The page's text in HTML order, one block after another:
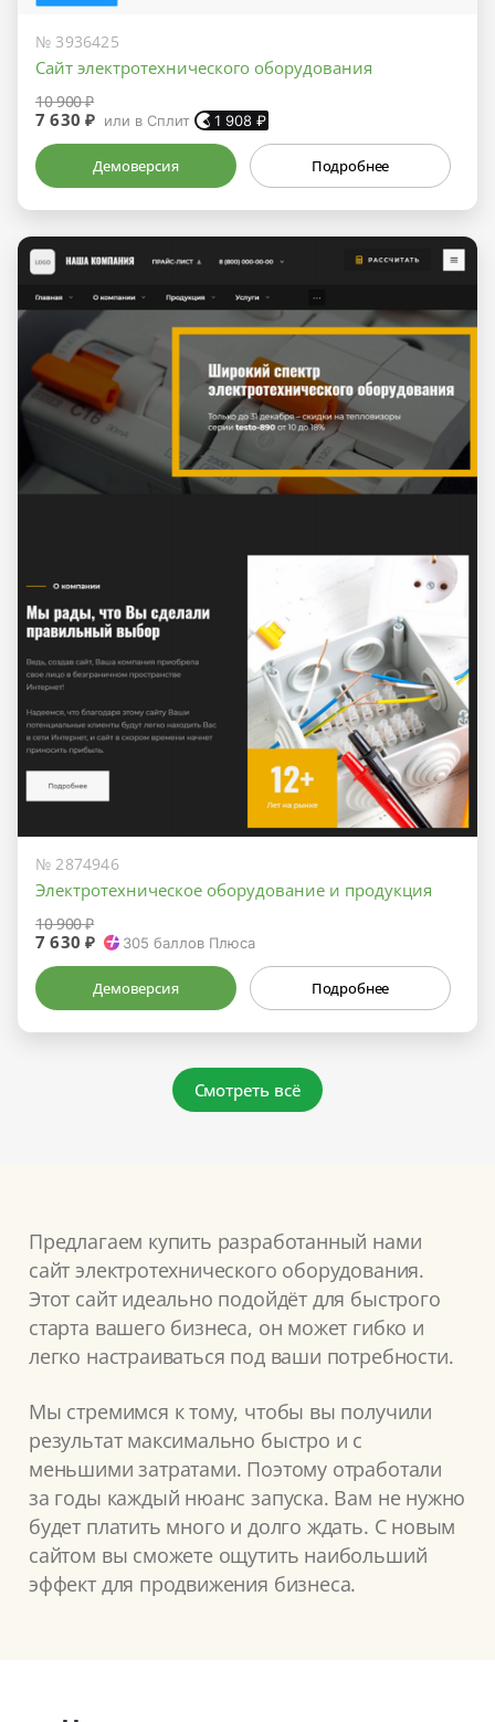
№ 3936425
Сайт электротехнического оборудования
10 900 ₽
7 630 ₽ или в Сплит 1 908 ₽
Демоверсия Подробнее
№ 2874946
Электротехническое оборудование и продукция
10 900 ₽
7 630 ₽ 305 баллов Плюса
Демоверсия Подробнее
Смотреть всё
Предлагаем купить разработанный нами
сайт электротехнического оборудования.
Этот сайт идеально подойдёт для быстрого
старта вашего бизнеса, он может гибко и
легко настраиваться под ваши потребности.
Мы стремимся к тому, чтобы вы получили
результат максимально быстро и с
меньшими затратами. Поэтому отработали
за годы каждый нюанс запуска. Вам не нужно
будет платить много и долго ждать. С новым
сайтом вы сможете ощутить наибольший
эффект для продвижения бизнеса.